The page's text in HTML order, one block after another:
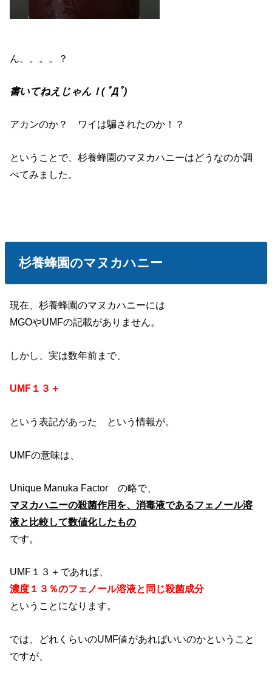
ん。。。。？
書いてねえじゃん！( ﾟДﾟ)
アカンのか？ ワイは騙されたのか！？
ということで、杉養蜂園のマヌカハニーはどうなのか調
べてみました。
杉養蜂園のマヌカハニー
現在、杉養蜂園のマヌカハニーには
MGOやUMFの記載がありません。
しかし、実は数年前まで、
UMF１３＋
という表記があった という情報が。
UMFの意味は、
Unique Manuka Factor の略で、
マヌカハニーの殺菌作用を、消毒液であるフェノール溶
液と比較して数値化したもの
です。
UMF１３＋であれば、
濃度１３％のフェノール溶液と同じ殺菌成分
ということになります。
では、どれくらいのUMF値があればいいのかということ
ですが、